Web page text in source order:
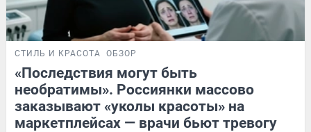
СТИЛЬ И КРАСОТА ОБЗОР
«Последствия могут быть
необратимы». Россиянки массово
заказывают «уколы красоты» на
маркетплейсах — врачи бьют тревогу